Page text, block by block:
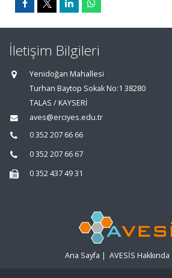
İletişim Bilgileri
Yenidoğan Mahallesi
Turhan Baytop Sokak No:1 38280
TALAS / KAYSERİ
aves@erciyes.edu.tr
0 352 207 66 66
0 352 207 66 67
0 352 437 49 31
Ana Sayfa | AVESİS Hakkında